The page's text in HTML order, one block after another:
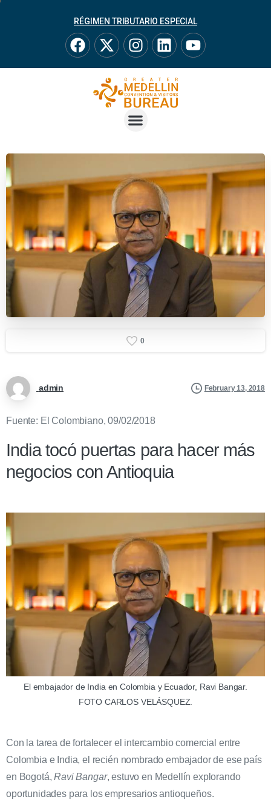
RÉGIMEN TRIBUTARIO ESPECIAL
0
admin February 13, 2018
Fuente: El Colombiano, 09/02/2018
India tocó puertas para hacer más
negocios con Antioquia
El embajador de India en Colombia y Ecuador, Ravi Bangar.
FOTO CARLOS VELÁSQUEZ.
Con la tarea de fortalecer el intercambio comercial entre
Colombia e India, el recién nombrado embajador de ese país
en Bogotá,Ravi Bangar, estuvo en Medellín explorando
oportunidades para los empresarios antioqueños.